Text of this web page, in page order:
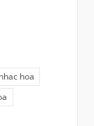
nhac hoa